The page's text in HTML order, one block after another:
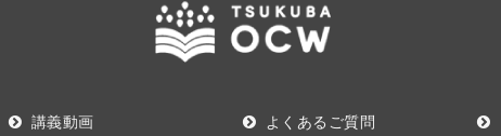
講義動画 よくあるご質問